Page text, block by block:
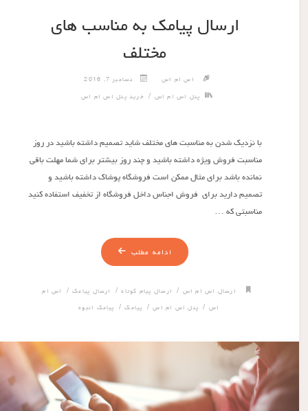
ارسال پیامک به مناسب های
مختلف
اس ام اس دسامبر 7, 2016
پنل اس ام اس/ خرید پنل اس ام اس
با نزدیک شدن به مناسبت های مختلف شاید تصمیم داشته باشید در روز
مناسبت فروش ویژه داشته باشید و چند روز بیشتر برای شما مهلت باقی
نمانده باشد برای مثال ممکن است فروشگاه پوشاک داشته باشید و
تصمیم دارید برای فروش اجناس داخل فروشگاه از تخفیف استفاده کنید
مناسبتی که …
ادامه مطلب
ارسال اس ام اس/ ارسال پیام کوتاه/ ارسال پیامک / اس ام
اس/ پنل اس ام اس/ پیامک/ پیامک انبوه